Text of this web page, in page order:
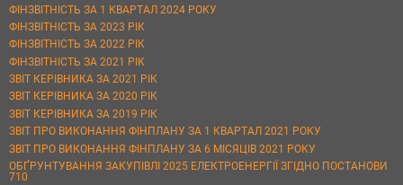
ФІНЗВІТНІСТЬ ЗА 1 КВАРТАЛ 2024 РОКУ
ФІНЗВІТНІСТЬ ЗА 2023 РІК
ФІНЗВІТНІСТЬ ЗА 2022 РІК
ФІНЗВІТНІСТЬ ЗА 2021 РІК
ЗВІТ КЕРІВНИКА ЗА 2021 РІК
ЗВІТ КЕРІВНИКА ЗА 2020 РІК
ЗВІТ КЕРІВНИКА ЗА 2019 РІК
ЗВІТ ПРО ВИКОНАННЯ ФІНПЛАНУ ЗА 1 КВАРТАЛ 2021 РОКУ
ЗВІТ ПРО ВИКОНАННЯ ФІНПЛАНУ ЗА 6 МІСЯЦІВ 2021 РОКУ
ОБҐРУНТУВАННЯ ЗАКУПІВЛІ 2025 ЕЛЕКТРОЕНЕРГІЇ ЗГІДНО ПОСТАНОВИ
710